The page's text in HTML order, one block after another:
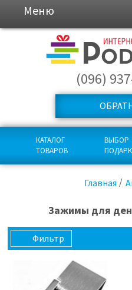
Меню
(096)
КАТАЛОГ
ТОВАРОВ
ВЫБОР
Главная
Зажимы для
Фильтр